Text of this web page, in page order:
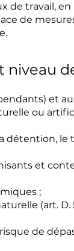
de travail,
de
niveau
et
ou
détention, le
et
;
(art. D.
de